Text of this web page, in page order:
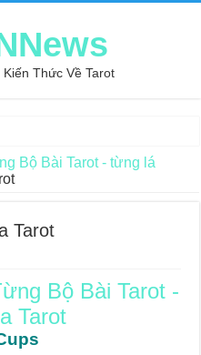
Thức Về Tarot
Dony
Bài Tarot Bằng Tiếng Việt
Với Thế Giới Tâm Linh
Nhưng Không Thấy Thỏa
Heaven
Contemplation
Drop Into Your Heart
Bộ Bài Tarot - từng lá
Tarot
Bộ Bài Tarot -
Tarot